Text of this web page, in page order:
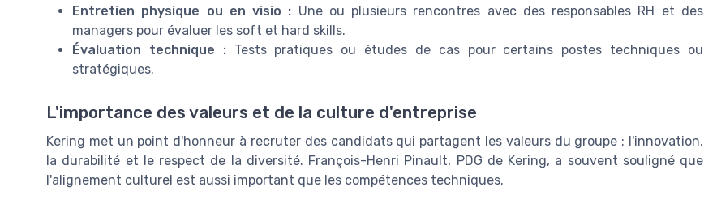
Entretien physique ou en visio : Une ou plusieurs rencontres avec des responsables RH et des
managers pour évaluer les soft et hard skills.
Évaluation technique :Tests pratiques ou études de cas pour certains postes techniques ou
stratégiques.
L'importance des valeurs et de la culture d'entreprise
Kering met un point d'honneur à recruter des candidats qui partagent les valeurs du groupe : l'innovation,
la durabilité et le respect de la diversité. François-Henri Pinault, PDG de Kering, a souvent souligné que
l'alignement culturel est aussi important que les compétences techniques.